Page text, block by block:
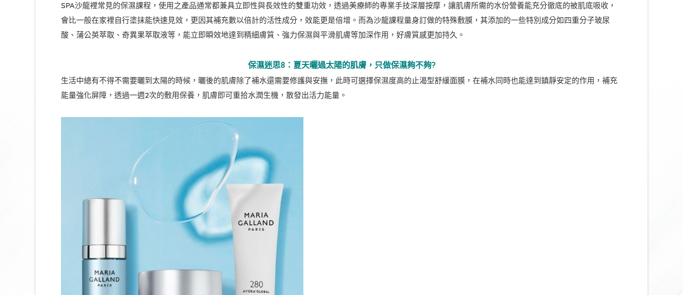
SPA沙龍裡常見的保濕課程，使用之產品通常都兼具立即性與長效性的雙重功效，透過美療師的專業手技深層按摩，讓肌膚所需的水份營養能充分徹底的被肌底吸收，
會比一般在家裡自行塗抹能快速見效，更因其補充數以倍計的活性成分，效能更是倍增。而為沙龍課程量身訂做的特殊敷膜，其添加的一些特別成分如四重分子玻尿
酸、蒲公英萃取、奇異果萃取液等，能立即瞬效地達到精細膚質、強力保濕與平滑肌膚等加深作用，好膚質感更加持久。
保濕迷思8：夏天曬過太陽的肌膚，只做保濕夠不夠?
生活中總有不得不需要曬到太陽的時候，曬後的肌膚除了補水還需要修護與安撫，此時可選擇保濕度高的止渴型舒緩面膜，在補水同時也能達到鎮靜安定的作用，補充
能量強化屏障，透過一週2次的敷用保養，肌膚即可重拾水潤生機，散發出活力能量。